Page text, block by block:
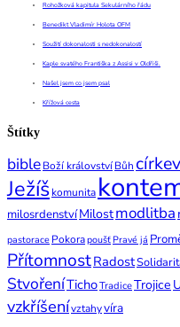
Rohožková kapitula Sekulárního řádu
Benedikt Vladimír Holota OFM
Soužití dokonalosti s nedokonalostí
Kaple svatého Františka z Assisi v Oldřiši.
Našel jsem co jsem psal
Křížová cesta
Štítky
bibleBoží královstvíBůh církev
Ježíškomunita
milosrdenstvíMilostmodlitba
pastorace Pokorapoušť Pravé já
PřítomnostRadost
StvořeníTichoTradiceTrojice
vzkříšenívztahyvíra